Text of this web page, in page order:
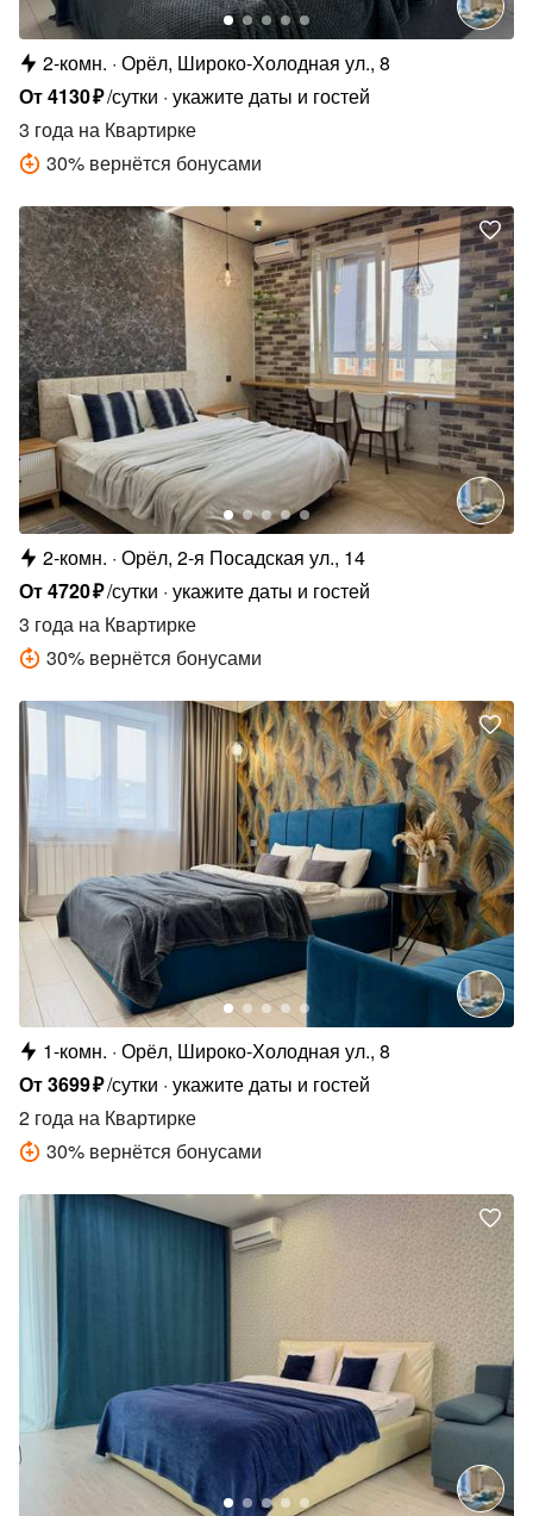
2-комн. Орёл, Широко-Холодная ул., 8
От4130₽/сутки укажите даты и гостей
3 года на Квартирке
30% вернётся бонусами
2-комн. Орёл, 2-я Посадская ул., 14
От4720₽/сутки укажите даты и гостей
3 года на Квартирке
30% вернётся бонусами
1-комн. Орёл, Широко-Холодная ул., 8
От3699₽/сутки укажите даты и гостей
2 года на Квартирке
30% вернётся бонусами